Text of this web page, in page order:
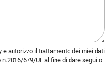
e autorizzo il trattamento dei miei dati
n.2016/679/UE al fine di dare seguito